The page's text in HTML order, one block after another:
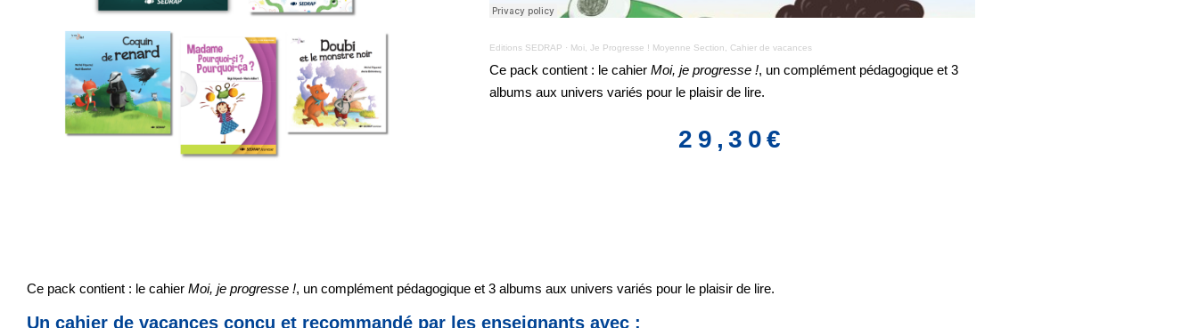
Editions SEDRAP · Moi, Je Progresse ! Moyenne Section, Cahier de vacances
Ce pack contient : le cahier Moi, je progresse !, un complément pédagogique et 3
albums aux univers variés pour le plaisir de lire.
29,30€
Ce pack contient : le cahier Moi, je progresse !, un complément pédagogique et 3 albums aux univers variés pour le plaisir de lire.
Un cahier de vacances conçu et recommandé par les enseignants avec :